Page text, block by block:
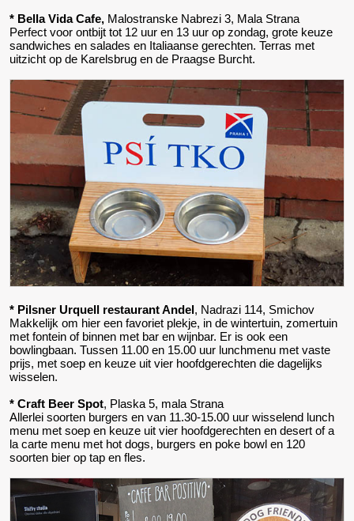
* Bella Vida Cafe, Malostranske Nabrezi 3, Mala Strana
Perfect voor ontbijt tot 12 uur en 13 uur op zondag, grote keuze
sandwiches en salades en Italiaanse gerechten. Terras met
uitzicht op de Karelsbrug en de Praagse Burcht.
* Pilsner Urquell restaurant Andel, Nadrazi 114, Smichov
Makkelijk om hier een favoriet plekje, in de wintertuin, zomertuin
met fontein of binnen met bar en wijnbar. Er is ook een
bowlingbaan. Tussen 11.00 en 15.00 uur lunchmenu met vaste
prijs, met soep en keuze uit vier hoofdgerechten die dagelijks
wisselen.
* Craft Beer Spot, Plaska 5, mala Strana
Allerlei soorten burgers en van 11.30-15.00 uur wisselend lunch
menu met soep en keuze uit vier hoofdgerechten en desert of a
la carte menu met hot dogs, burgers en poke bowl en 120
soorten bier op tap en fles.